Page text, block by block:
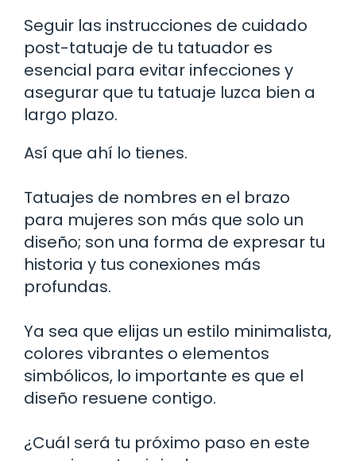
Seguir las instrucciones de cuidado
post-tatuaje de tu tatuador es
esencial para evitar infecciones y
asegurar que tu tatuaje luzca bien a
largo plazo.
Así que ahí lo tienes.
Tatuajes de nombres en el brazo
para mujeres son más que solo un
diseño; son una forma de expresar tu
historia y tus conexiones más
profundas.
Ya sea que elijas un estilo minimalista,
colores vibrantes o elementos
simbólicos, lo importante es que el
diseño resuene contigo.
¿Cuál será tu próximo paso en este